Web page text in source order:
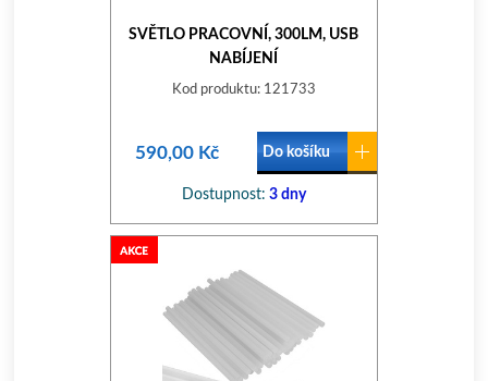
SVĚTLO PRACOVNÍ, 300LM, USB
NABÍJENÍ
Kod produktu: 121733
590,00 Kč Do košíku
Dostupnost: 3 dny